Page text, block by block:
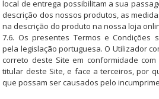
local de entrega possibilitam a sua
descrição dos nossos produtos, as
na descrição do produto na nossa loja
7.6. Os presentes Termos e Condições
pela legislação portuguesa. O Utilizador
correto deste Site em conformidade
titular deste Site, e face a terceiros, por
que possam ser causados pelo